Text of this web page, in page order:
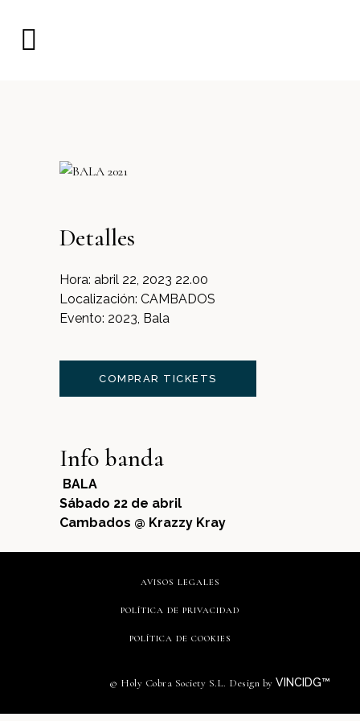
Detalles
Hora: abril 22, 2023 22.00
Localización: CAMBADOS
Evento: 2023, Bala
COMPRAR TICKETS
Info banda
BALA
Sábado 22 de abril
Cambados @ Krazzy Kray
AVISOS LEGALES
POLÍTICA DE PRIVACIDAD
POLÍTICA DE COOKIES
© Holy Cobra Society S.L. Design by VINCIDG™